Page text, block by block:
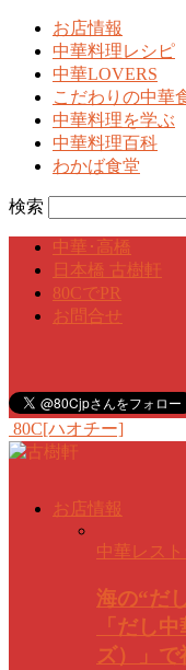
お店情報
中華料理レシピ
中華LOVERS
こだわりの中華
中華料理を学ぶ
中華料理百科
わかば食堂
検索
中華･高橋
日本橋 古樹軒
80CでPR
お問合せ
80C[ハオチー]
お店情報
中華レス
海の“だ
「だし
ズ）」